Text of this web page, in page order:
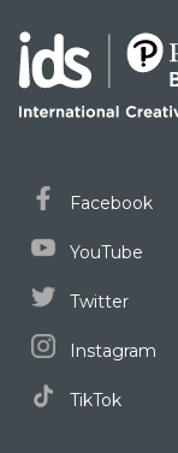
Facebook
YouTube
Twitter
Instagram
TikTok